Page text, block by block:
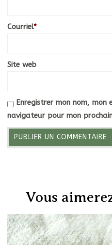
Courriel*
Site web
Enregistrer mon nom,
navigateur pour mon
Vous